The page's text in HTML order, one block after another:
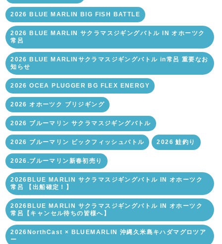
2026 BLUE MARLIN BIG FISH BATTLE
2026 BLUE MARLIN サクラマスジギングバトル IN オホーツク
常呂
2026 BLUE MARLINサクラマスジギングバトル in常呂 重要なお
知らせ
2026 OCEA PLUGGER BG FLEX ENERGY
2026 オホーツク ブリジギング
2026 ブルーマリン サクラマスジギングバトル
2026 ブルーマリン ビックフィッシュバトル 2026 鮭釣り
2026.ブルーマリン新春初売り
2026BLUE MARLIN サクラマスジギングバトル IN オホーツク
常呂 【出船確定！】
2026BLUE MARLIN サクラマスジギングバトル IN オホーツク
常呂【キャンセル待ちの皆様へ】
2026NorthCast × BLUEMARLIN 沖縄久米島キハダマグロツア
ー